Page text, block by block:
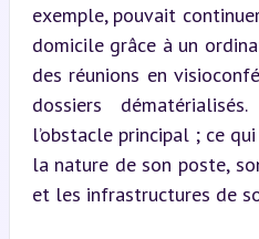
exemple, pouvait
domicile grâce à un
des réunions en
dossiers
l’obstacle principal ; ce
la nature de son poste,
et les infrastructures de